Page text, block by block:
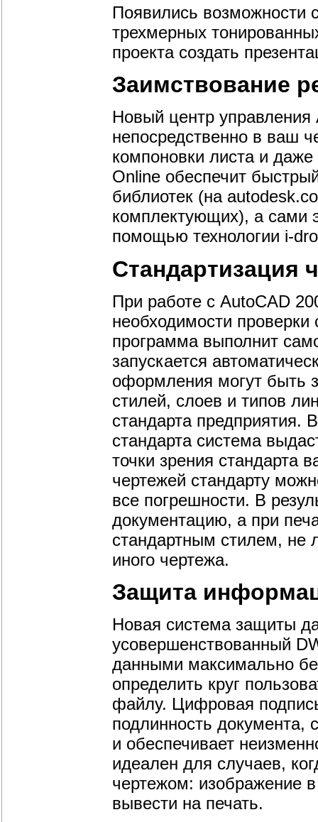
Появились возможности
трехмерных
проекта создать
Заимствование
Новый центр управления
непосредственно в ваш
компоновки листа и
Online обеспечит
библиотек (на
комплектующих), а сами
помощью технологии i-
Стандартизация
При работе с AutoCAD
необходимости
программа выполнит
запускается
оформления могут быть
стилей, слоев и типов
стандарта предприятия.
стандарта система
точки зрения стандарта
чертежей стандарту
все погрешности. В
документацию, а при
стандартным стилем, не
иного чертежа.
Защита
Новая система защиты
усовершенствованный
данными максимально
определить круг
файлу. Цифровая
подлинность документа,
и обеспечивает
идеален для случаев,
чертежом: изображение
вывести на печать.